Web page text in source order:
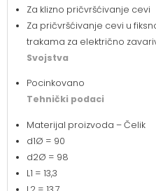
Za klizno pričvršćivanje cevi
Za pričvršćivanje cevi u
trakama za električno
Svojstva
Pocinkovano
Tehnički podaci
Materijal proizvoda – Čelik
d1Ø = 90
d2Ø = 98
L1 = 13,3